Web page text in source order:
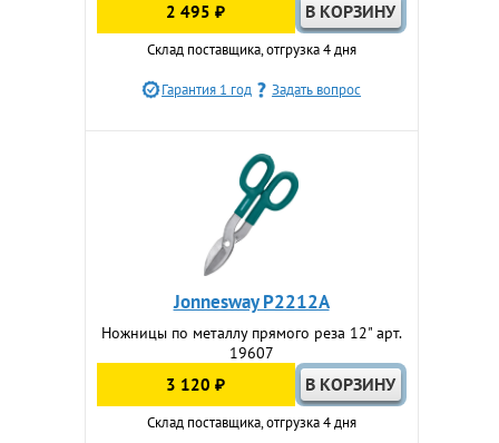
2 495 ₽
Склад поставщика, отгрузка 4 дня
Гарантия 1 год Задать вопрос
Jonnesway P2212A
Ножницы по металлу прямого реза 12" арт.
19607
3 120 ₽
Склад поставщика, отгрузка 4 дня